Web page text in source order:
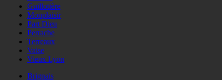
Guillotière
Monplaisir
Part Dieu
Perrache
Terreaux
Vaise
Vieux Lyon
Brignais